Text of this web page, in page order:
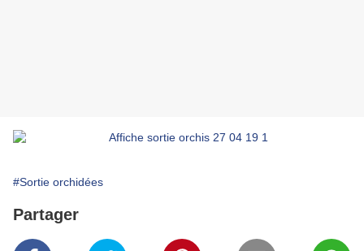
#Sortie orchidées
Partager